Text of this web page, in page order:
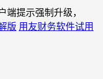
端提示强制升级，
版 用友财务软件试用